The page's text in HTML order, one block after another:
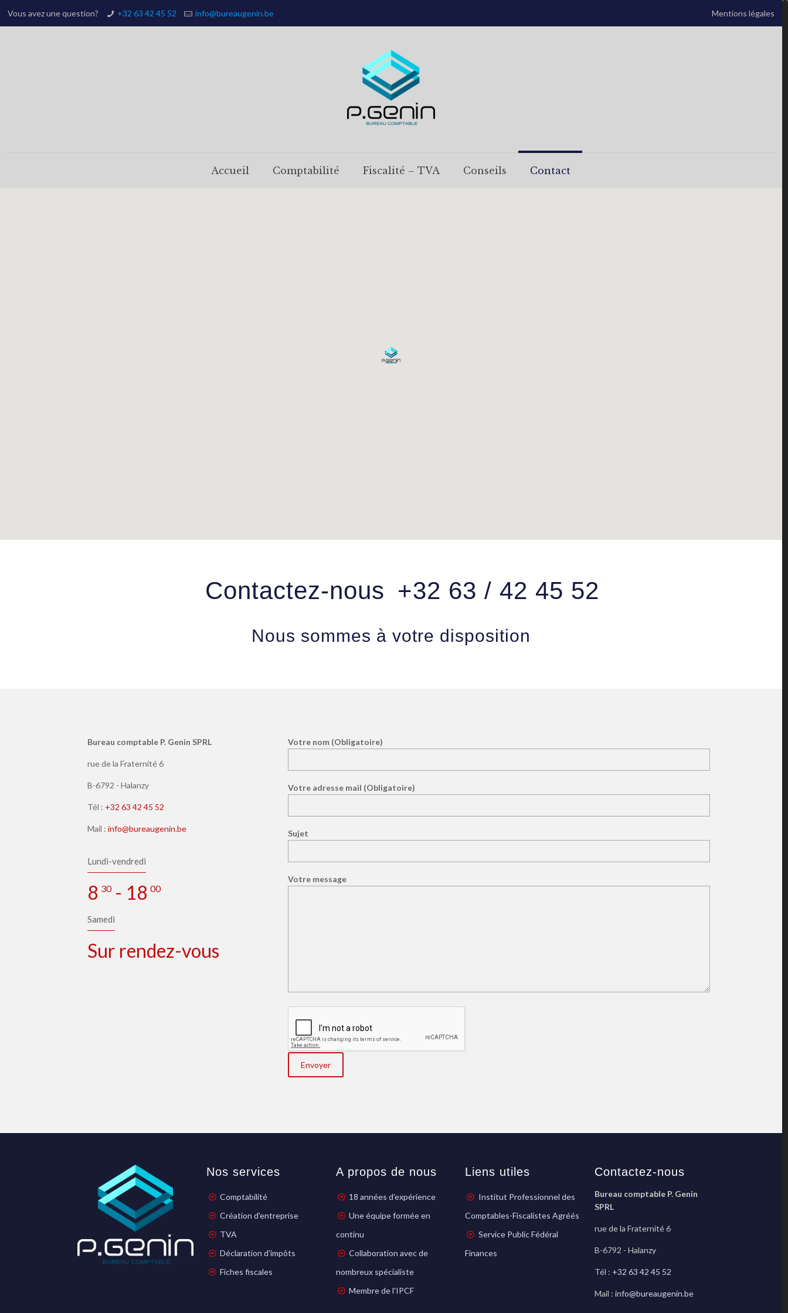
Vous avez une question? +32 63 42 45 52 info@bureaugenin.be Mentions légales
Accueil Comptabilité Fiscalité – TVA Conseils Contact
Contactez-nous +32 63 / 42 45 52
Nous sommes à votre disposition
Bureau comptable P. Genin SPRL
rue de la Fraternité 6
B-6792 - Halanzy
Tél : +32 63 42 45 52
Mail :info@bureaugenin.be
Lundi-vendredi
8 30- 18 00
Samedi
Sur rendez-vous
Votre nom (Obligatoire)
Votre adresse mail (Obligatoire)
Sujet
Votre message
Nos services
Comptabilité
Création d'entreprise
TVA
Déclaration d'impôts
Fiches fiscales
A propos de nous
18 années d'expérience
Une équipe formée en
continu
Collaboration avec de
nombreux spécialiste
Membre de l'IPCF
Liens utiles
Institut Professionnel des
Comptables-Fiscalistes Agréés
Service Public Fédéral
Finances
Contactez-nous
Bureau comptable P. Genin
SPRL
rue de la Fraternité 6
B-6792 - Halanzy
Tél : +32 63 42 45 52
Mail : info@bureaugenin.be